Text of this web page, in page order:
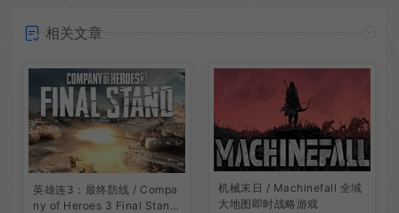
相关文章
英雄连3：最终防线 / Compa
ny of Heroes 3 Final Stand
机械末日 / Machinefall 全域
大地图即时战略游戏